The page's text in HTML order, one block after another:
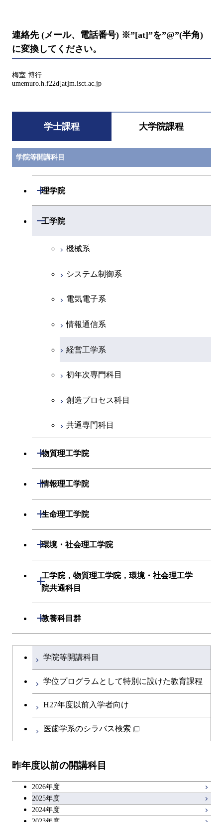
連絡先 (メール、電話番号) ※”[at]”を”@”(半角)
に変換してください。
梅室 博行
umemuro.h.f22d[at]m.isct.ac.jp
学士課程 大学院課程
学院等開講科目
理学院
開閉
物理学系
地球惑星科学系
初年次専門科目
創造プロセス科目
共通専門科目
工学院
開閉
機械系
システム制御系
電気電子系
情報通信系
経営工学系
初年次専門科目
創造プロセス科目
共通専門科目
物質理工学院
開閉
材料系
初年次専門科目
共通専門科目
情報理工学院
開閉
数理・計算科学系
初年次専門科目
創造プロセス科目
共通専門科目
生命理工学院
開閉
生命理工学系
創造プロセス科目
共通専門科目
環境・社会理工学院
開閉
建築学系
融合理工学系
初年次専門科目
共通専門科目
工学院，物質理工学院，環境・社会理工学
院共通科目
開閉
工学院，物質理工学院，環境・社会
教養科目群
開閉
文系教養科目
英語科目
第二外国語科目
アントレプレナーシップ科目
学士課程を切り替える
学院等開講科目
学位プログラムとして特別に設けた教育課程
H27年度以前入学者向け
医歯学系のシラバス検索
昨年度以前の開講科目
2026年度
2025年度
2024年度